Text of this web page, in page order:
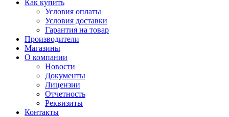
Как купить
Условия оплаты
Условия доставки
Гарантия на товар
Производители
Магазины
О компании
Новости
Документы
Лицензии
Отчетность
Реквизиты
Контакты